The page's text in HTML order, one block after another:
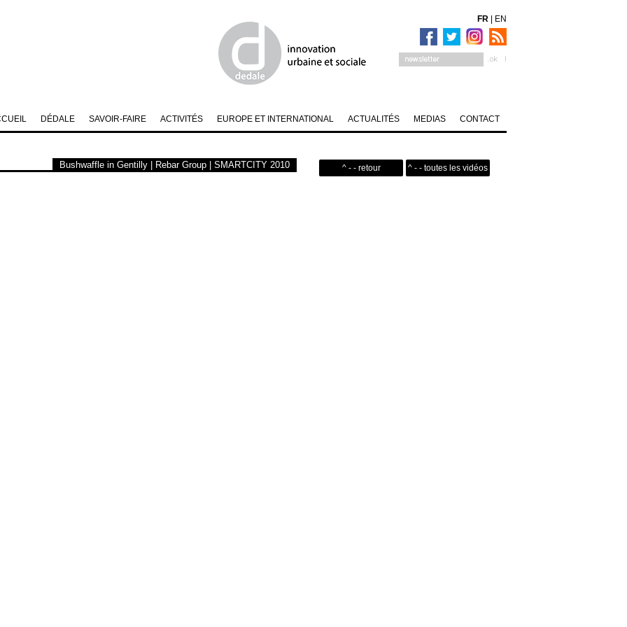
Bushwaffle in Gentilly | Rebar Group | SMARTCITY 2010 ^ - - retour ^ - - toutes les vidéos
CONTACT
MEDIAS
ACTUALITÉS
EUROPE ET INTERNATIONAL
ACTIVITÉS
SAVOIR-FAIRE
DÉDALE
FR EN